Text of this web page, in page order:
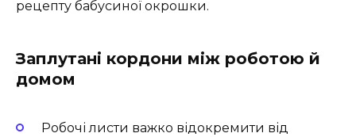
рецепту бабусиної окрошки.
Заплутані кордони між роботою й
домом
Робочі листи важко відокремити від